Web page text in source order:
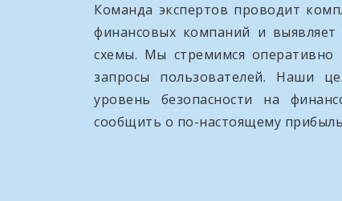
Команда экспертов проводит
финансовых компаний и выявляет
схемы. Мы стремимся оперативно
запросы пользователей. Наши
уровень безопасности на
сообщить о по-настоящему